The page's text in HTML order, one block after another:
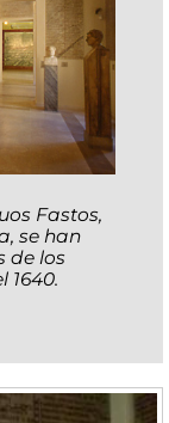
Fastos,
se han
de los